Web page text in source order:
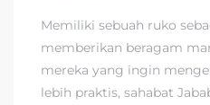
Memiliki sebuah ruko
memberikan beragam
mereka yang ingin
lebih praktis, sahabat